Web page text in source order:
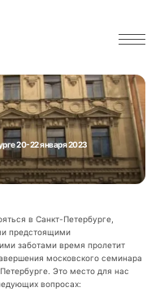
20-22 января 2023
в Санкт-Петербурге,
предстоящими
заботами время пролетит
московского семинара
Это место для нас
вопросах: